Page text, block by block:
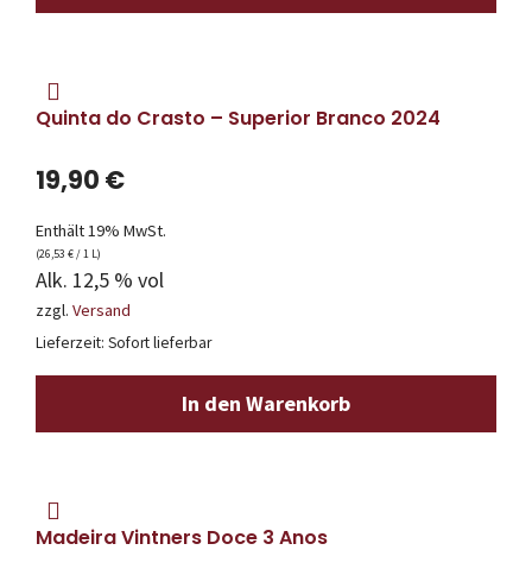
Quinta do Crasto – Superior Branco 2024
19,90 €
Enthält 19% MwSt.
(26,53 €/ 1 L)
Alk. 12,5 % vol
zzgl. Versand
Lieferzeit: Sofort lieferbar
In den Warenkorb
Madeira Vintners Doce 3 Anos